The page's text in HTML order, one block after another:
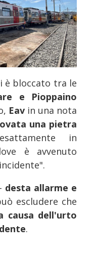
è bloccato tra le
e Pioppaino
Eav in una nota
una pietra
in
è avvenuto
desta allarme e
escludere che
causa dell'urto
.